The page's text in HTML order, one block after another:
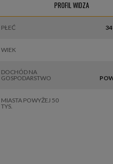
PROFIL WIDZA
PŁEĆ
WIEK
DOCHÓD NA
GOSPODARSTWO
MIASTA POWYŻEJ 50
TYS.